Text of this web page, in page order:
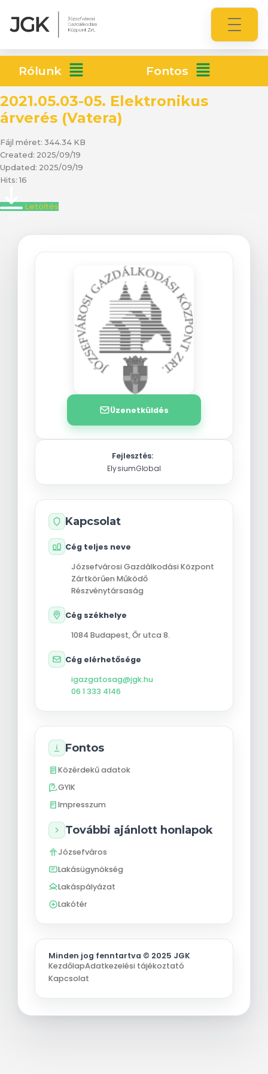
Rólunk Fontos
2021.05.03-05. Elektronikus
árverés (Vatera)
Fájl méret: 344.34 KB
Created: 2025/09/19
Updated: 2025/09/19
Hits: 16
Letöltés
Üzenetküldés
Fejlesztés:
ElysiumGlobal
Kapcsolat
Cég teljes neve
Józsefvárosi Gazdálkodási Központ
Zártkörűen Működő
Részvénytársaság
Cég székhelye
1084 Budapest,Őr utca 8.
Cég elérhetősége
igazgatosag@jgk.hu
06 1 333 4146
Fontos
Közérdekű adatok
GYIK
Impresszum
További ajánlott honlapok
Józsefváros
Lakásügynökség
Lakáspályázat
Lakótér
Minden jog fenntartva © 2025 JGK
KezdőlapAdatkezelési tájékoztató
Kapcsolat